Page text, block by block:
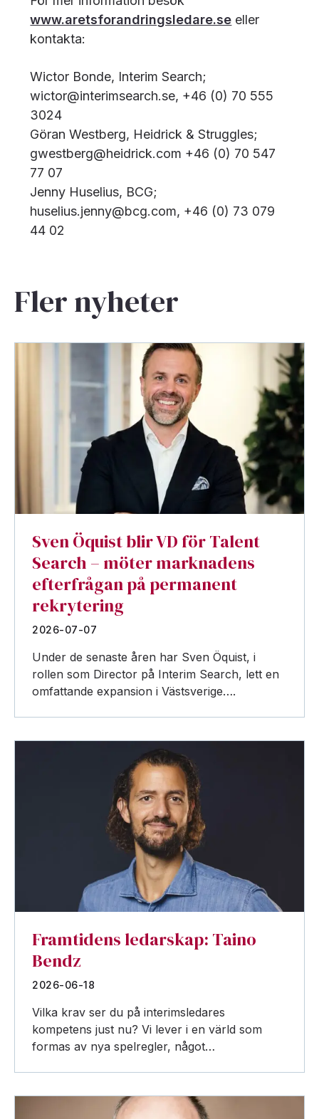
www.aretsforandringsledare.se eller
kontakta:
Wictor Bonde, Interim Search;
wictor@interimsearch.se, +46 (0) 70 555
3024
Göran Westberg, Heidrick & Struggles;
gwestberg@heidrick.com +46 (0) 70 547
77 07
Jenny Huselius, BCG;
huselius.jenny@bcg.com, +46 (0) 73 079
44 02
Fler nyheter
Sven Öquist blir VD för Talent
Search – möter marknadens
efterfrågan på permanent
rekrytering
2026-07-07
Under de senaste åren har Sven Öquist, i
rollen som Director på Interim Search, lett en
omfattande expansion i Västsverige….
Framtidens ledarskap: Taino
Bendz
2026-06-18
Vilka krav ser du på interimsledares
kompetens just nu? Vi lever i en värld som
formas av nya spelregler, något…